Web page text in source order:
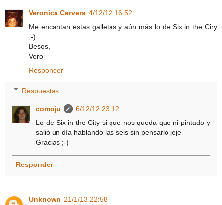
Veronica Cervera 4/12/12 16:52
Me encantan estas galletas y aún más lo de Six in the Ciry
;-)
Besos,
Vero
Responder
Respuestas
comoju
6/12/12 23:12
Lo de Six in the City si que nos queda que ni pintado y
salió un día hablando las seis sin pensarlo jeje
Gracias ;-)
Responder
Unknown 21/1/13 22:58